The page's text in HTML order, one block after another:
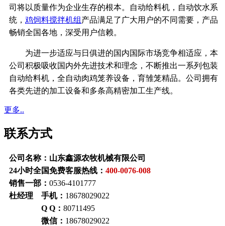
司将以质量作为企业生存的根本。自动给料机，自动饮水系
统， 鸡饲料搅拌机组 产品满足了广大用户的不同需要，产品
畅销全国各地，深受用户信赖。
为进一步适应与日俱进的国内国际市场竞争相适应，本
公司积极吸收国内外先进技术和理念，不断推出一系列包装
自动给料机，全自动肉鸡笼养设备，育雏笼精品。公司拥有
各类先进的加工设备和多条高精密加工生产线。
更多..
联系方式
公司名称：山东鑫源农牧机械有限公司
24小时全国免费客服热线： 400-0076-008
销售一部： 0536-4101777
杜经理 手机： 18678029022
Q Q： 80711495
微信： 18678029022